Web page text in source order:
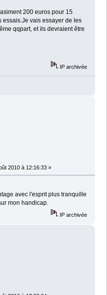
200 euros pour 15
essais.Je vais essayer de les
qqpart, et ils devraient être
IP archivée
2010 à 12:16:33 »
avec l'esprit plus tranquille
mon handicap.
IP archivée